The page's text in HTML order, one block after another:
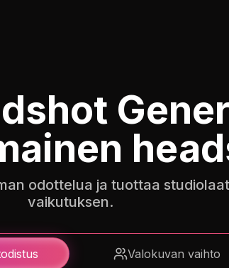
odottelua ja tuottaa
vaikutuksen.
Valokuvan vaihto